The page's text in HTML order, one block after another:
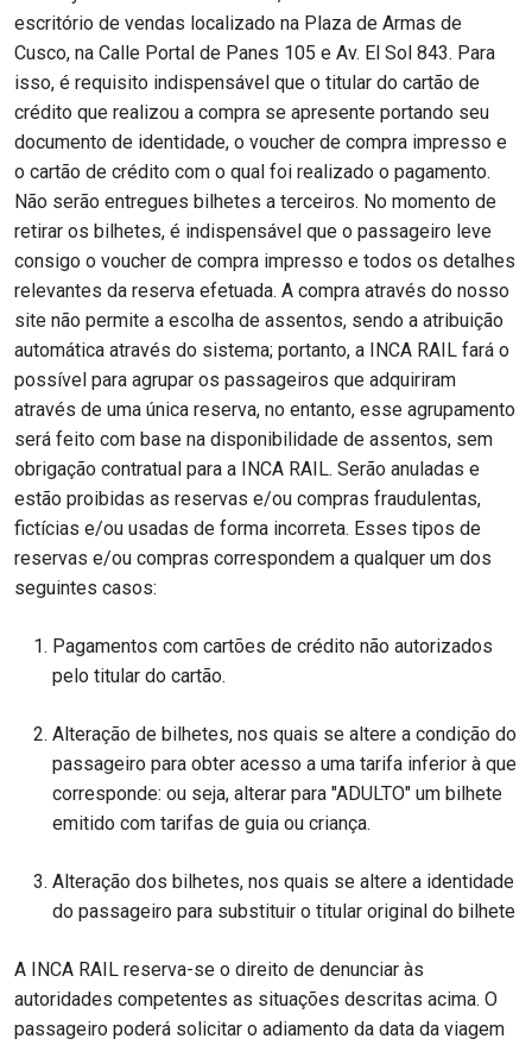
escritório de vendas localizado na Plaza de Armas de
Cusco, na Calle Portal de Panes 105 e Av. El Sol 843. Para
isso, é requisito indispensável que o titular do cartão de
crédito que realizou a compra se apresente portando seu
documento de identidade, o voucher de compra impresso e
o cartão de crédito com o qual foi realizado o pagamento.
Não serão entregues bilhetes a terceiros. No momento de
retirar os bilhetes, é indispensável que o passageiro leve
consigo o voucher de compra impresso e todos os detalhes
relevantes da reserva efetuada. A compra através do nosso
site não permite a escolha de assentos, sendo a atribuição
automática através do sistema; portanto, a INCA RAIL fará o
possível para agrupar os passageiros que adquiriram
através de uma única reserva, no entanto, esse agrupamento
será feito com base na disponibilidade de assentos, sem
obrigação contratual para a INCA RAIL. Serão anuladas e
estão proibidas as reservas e/ou compras fraudulentas,
fictícias e/ou usadas de forma incorreta. Esses tipos de
reservas e/ou compras correspondem a qualquer um dos
seguintes casos:
Pagamentos com cartões de crédito não autorizados
pelo titular do cartão.
Alteração de bilhetes, nos quais se altere a condição do
passageiro para obter acesso a uma tarifa inferior à que
corresponde: ou seja, alterar para "ADULTO" um bilhete
emitido com tarifas de guia ou criança.
Alteração dos bilhetes, nos quais se altere a identidade
do passageiro para substituir o titular original do bilhete
A INCA RAIL reserva-se o direito de denunciar às
autoridades competentes as situações descritas acima. O
passageiro poderá solicitar o adiamento da data da viagem